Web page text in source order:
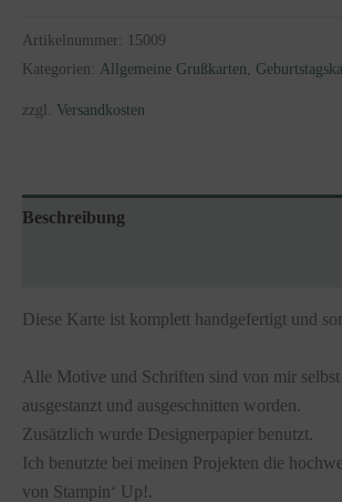
Artikelnummer: 15009
Kategorien: Allgemeine Grußkarten
zzgl. Versandkosten
Beschreibung
Diese Karte ist komplett handgefertigt und
Alle Motive und Schriften sind von mir selbst
ausgestanzt und ausgeschnitten worden.
Zusätzlich wurde Designerpapier benutzt.
Ich benutzte bei meinen Projekten die
von Stampin‘ Up!.